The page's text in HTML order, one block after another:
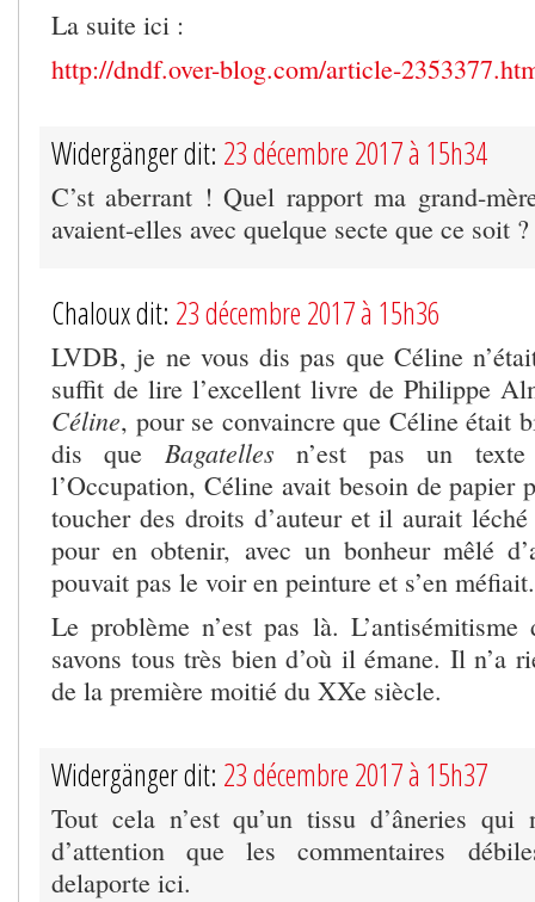
La suite ici :
http://dndf.over-blog.com/article-
Widergänger dit: 23 décembre 2017 à 15h34
C’st aberrant ! Quel rapport ma grand-
avaient-elles avec quelque secte que ce soit ?
Chaloux dit: 23 décembre 2017 à 15h36
LVDB, je ne vous dis pas que Céline
suffit de lire l’excellent livre de Philippe
Céline, pour se convaincre que Céline était
dis que Bagatelles n’est pas un
l’Occupation, Céline avait besoin de papier
toucher des droits d’auteur et il aurait
pour en obtenir, avec un bonheur mêlé
pouvait pas le voir en peinture et s’en méfiait.
Le problème n’est pas là. L’antisémitisme
savons tous très bien d’où il émane. Il n’a
de la première moitié du XXe siècle.
Widergänger dit: 23 décembre 2017 à 15h37
Tout cela n’est qu’un tissu d’âneries
d’attention que les commentaires
delaporte ici.